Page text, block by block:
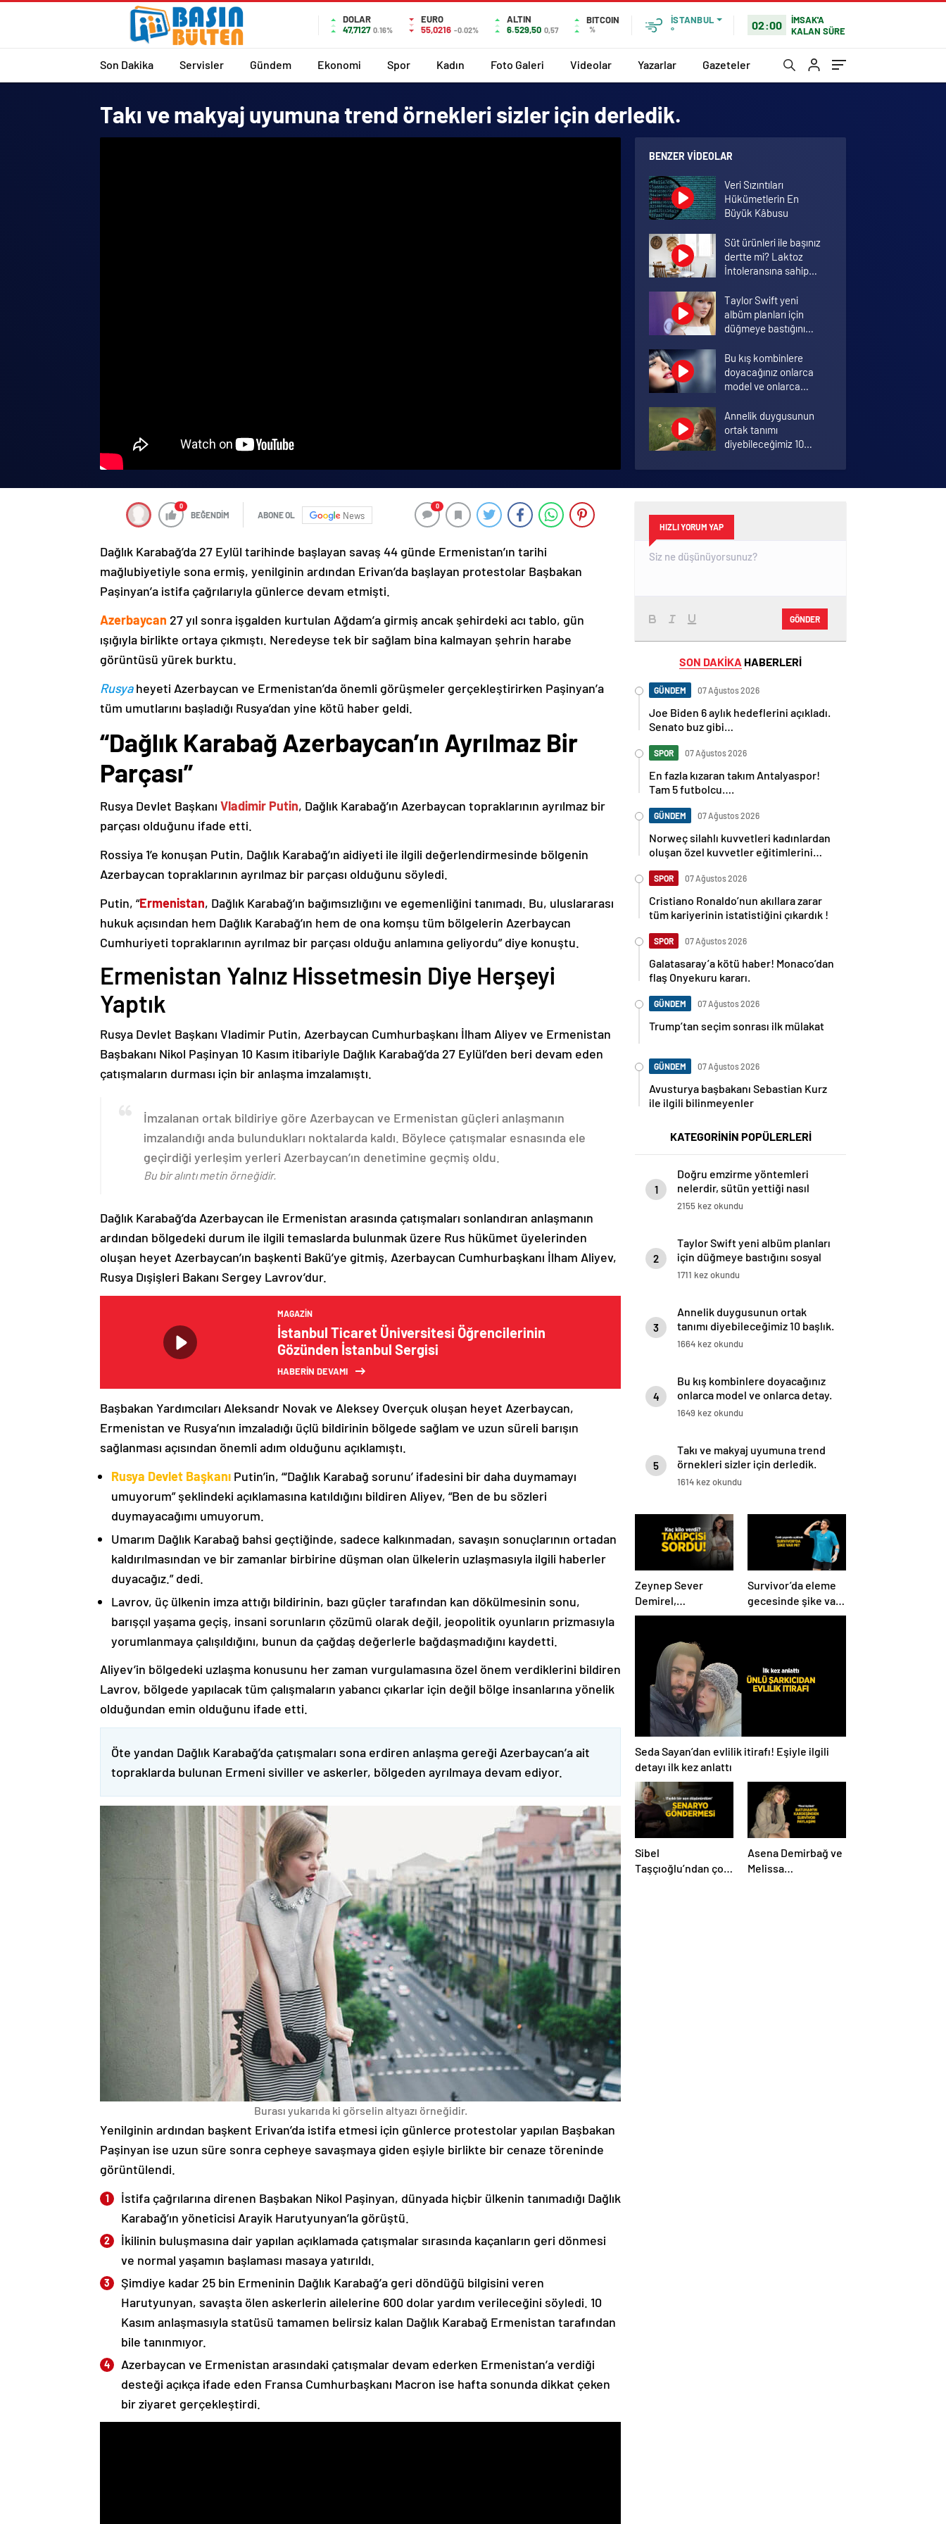
DOLAR
47,7127 0.16%
EURO
55,0216 -0.02%
ALTIN
6.529,50 0,57
BITCOIN
%
İSTANBUL
°
02:00
İMSAK'A
KALAN SÜRE
Son Dakika Servisler Gündem Ekonomi Spor Kadın Foto Galeri Videolar Yazarlar Gazeteler
Takı ve makyaj uyumuna trend örnekleri sizler için derledik.
BENZER VIDEOLAR
Veri Sızıntıları
Hükümetlerin En
Büyük Kâbusu
Süt ürünleri ile başınız
dertte mi? Laktoz
İntoleransına sahip
Taylor Swift yeni
albüm planları için
düğmeye bastığını
duyurdu!
Bu kış kombinlere
doyacağınız onlarca
model ve onlarca
Annelik duygusunun
ortak tanımı
diyebileceğimiz 10
Koronavirüsü hafif
geçirmek için 10 öneri
0
BEĞENDİM ABONE OL News
0
Dağlık Karabağ’da 27 Eylül tarihinde başlayan savaş 44 günde Ermenistan’ın tarihi
mağlubiyetiyle sona ermiş, yenilginin ardından Erivan’da başlayan protestolar Başbakan
Paşinyan’a istifa çağrılarıyla günlerce devam etmişti.
Azerbaycan 27 yıl sonra işgalden kurtulan Ağdam’a girmiş ancak şehirdeki acı tablo, gün
ışığıyla birlikte ortaya çıkmıştı. Neredeyse tek bir sağlam bina kalmayan şehrin harabe
görüntüsü yürek burktu.
Rusyaheyeti Azerbaycan ve Ermenistan’da önemli görüşmeler gerçekleştirirken Paşinyan’a
tüm umutlarını başladığı Rusya’dan yine kötü haber geldi.
“Dağlık Karabağ Azerbaycan’ın Ayrılmaz Bir
Parçası”
Rusya Devlet Başkanı Vladimir Putin, Dağlık Karabağ’ın Azerbaycan topraklarının ayrılmaz bir
parçası olduğunu ifade etti.
Rossiya 1’e konuşan Putin, Dağlık Karabağ’ın aidiyeti ile ilgili değerlendirmesinde bölgenin
Azerbaycan topraklarının ayrılmaz bir parçası olduğunu söyledi.
Putin, “Ermenistan, Dağlık Karabağ’ın bağımsızlığını ve egemenliğini tanımadı. Bu, uluslararası
hukuk açısından hem Dağlık Karabağ’ın hem de ona komşu tüm bölgelerin Azerbaycan
Cumhuriyeti topraklarının ayrılmaz bir parçası olduğu anlamına geliyordu” diye konuştu.
Ermenistan Yalnız Hissetmesin Diye Herşeyi
Yaptık
Rusya Devlet Başkanı Vladimir Putin, Azerbaycan Cumhurbaşkanı İlham Aliyev ve Ermenistan
Başbakanı Nikol Paşinyan 10 Kasım itibariyle Dağlık Karabağ’da 27 Eylül’den beri devam eden
çatışmaların durması için bir anlaşma imzalamıştı.
İmzalanan ortak bildiriye göre Azerbaycan ve Ermenistan güçleri anlaşmanın
imzalandığı anda bulundukları noktalarda kaldı. Böylece çatışmalar esnasında ele
geçirdiği yerleşim yerleri Azerbaycan’ın denetimine geçmiş oldu.
Bu bir alıntı metin örneğidir.
Dağlık Karabağ’da Azerbaycan ile Ermenistan arasında çatışmaları sonlandıran anlaşmanın
ardından bölgedeki durum ile ilgili temaslarda bulunmak üzere Rus hükümet üyelerinden
oluşan heyet Azerbaycan’ın başkenti Bakü’ye gitmiş, Azerbaycan Cumhurbaşkanı İlham Aliyev,
Rusya Dışişleri Bakanı Sergey Lavrov’dur.
MAGAZIN
İstanbul Ticaret Üniversitesi Öğrencilerinin
Gözünden İstanbul Sergisi
HABERİN DEVAMI
Başbakan Yardımcıları Aleksandr Novak ve Aleksey Overçuk oluşan heyet Azerbaycan,
Ermenistan ve Rusya’nın imzaladığı üçlü bildirinin bölgede sağlam ve uzun süreli barışın
sağlanması açısından önemli adım olduğunu açıklamıştı.
Rusya Devlet Başkanı Putin’in, “‘Dağlık Karabağ sorunu’ ifadesini bir daha duymamayı
umuyorum” şeklindeki açıklamasına katıldığını bildiren Aliyev, “Ben de bu sözleri
duymayacağımı umuyorum.
Umarım Dağlık Karabağ bahsi geçtiğinde, sadece kalkınmadan, savaşın sonuçlarının ortadan
kaldırılmasından ve bir zamanlar birbirine düşman olan ülkelerin uzlaşmasıyla ilgili haberler
duyacağız.” dedi.
Lavrov, üç ülkenin imza attığı bildirinin, bazı güçler tarafından kan dökülmesinin sonu,
barışçıl yaşama geçiş, insani sorunların çözümü olarak değil, jeopolitik oyunların prizmasıyla
yorumlanmaya çalışıldığını, bunun da çağdaş değerlerle bağdaşmadığını kaydetti.
Aliyev’in bölgedeki uzlaşma konusunu her zaman vurgulamasına özel önem verdiklerini bildiren
Lavrov, bölgede yapılacak tüm çalışmaların yabancı çıkarlar için değil bölge insanlarına yönelik
olduğundan emin olduğunu ifade etti.
Öte yandan Dağlık Karabağ’da çatışmaları sona erdiren anlaşma gereği Azerbaycan’a ait
topraklarda bulunan Ermeni siviller ve askerler, bölgeden ayrılmaya devam ediyor.
Burası yukarıda ki görselin altyazı örneğidir.
Yenilginin ardından başkent Erivan’da istifa etmesi için günlerce protestolar yapılan Başbakan
Paşinyan ise uzun süre sonra cepheye savaşmaya giden eşiyle birlikte bir cenaze töreninde
görüntülendi.
İstifa çağrılarına direnen Başbakan Nikol Paşinyan, dünyada hiçbir ülkenin tanımadığı Dağlık
Karabağ’ın yöneticisi Arayik Harutyunyan’la görüştü.
İkilinin buluşmasına dair yapılan açıklamada çatışmalar sırasında kaçanların geri dönmesi
ve normal yaşamın başlaması masaya yatırıldı.
Şimdiye kadar 25 bin Ermeninin Dağlık Karabağ’a geri döndüğü bilgisini veren
Harutyunyan, savaşta ölen askerlerin ailelerine 600 dolar yardım verileceğini söyledi. 10
Kasım anlaşmasıyla statüsü tamamen belirsiz kalan Dağlık Karabağ Ermenistan tarafından
bile tanınmıyor.
Azerbaycan ve Ermenistan arasındaki çatışmalar devam ederken Ermenistan’a verdiği
desteği açıkça ifade eden Fransa Cumhurbaşkanı Macron ise hafta sonunda dikkat çeken
bir ziyaret gerçekleştirdi.
HIZLI YORUM YAP
GÖNDER
SON DAKİKA HABERLERİ
GÜNDEM 07 Ağustos 2026
Joe Biden 6 aylık hedeflerini açıkladı.
Senato buz gibi…
SPOR 07 Ağustos 2026
En fazla kızaran takım Antalyaspor!
Tam 5 futbolcu….
GÜNDEM 07 Ağustos 2026
Norweç silahlı kuvvetleri kadınlardan
oluşan özel kuvvetler eğitimlerini
SPOR 07 Ağustos 2026
Cristiano Ronaldo’nun akıllara zarar
tüm kariyerinin istatistiğini çıkardık !
SPOR 07 Ağustos 2026
Galatasaray’a kötü haber! Monaco’dan
flaş Onyekuru kararı.
GÜNDEM 07 Ağustos 2026
Trump’tan seçim sonrası ilk mülakat
GÜNDEM 07 Ağustos 2026
Avusturya başbakanı Sebastian Kurz
ile ilgili bilinmeyenler
KATEGORİNİN POPÜLERLERİ
1
Doğru emzirme yöntemleri
nelerdir, sütün yettiği nasıl
anlaşılır?
2155 kez okundu
2
Taylor Swift yeni albüm planları
için düğmeye bastığını sosyal
medyadan duyurdu!
1711 kez okundu
3
Annelik duygusunun ortak
tanımı diyebileceğimiz 10 başlık.
1664 kez okundu
4
Bu kış kombinlere doyacağınız
onlarca model ve onlarca detay.
1649 kez okundu
5
Takı ve makyaj uyumuna trend
örnekleri sizler için derledik.
1614 kez okundu
Zeynep Sever
Demirel,
hamilelikten sonra
açıkladı! ‘Yaza kadar
bakacağız artık’
Survivor’da eleme
gecesinde şike var
mı? Yiğit Poyraz
Seda Sayan’dan evlilik itirafı! Eşiyle ilgili
detayı ilk kez anlattı
Sibel
Taşçıoğlu’ndan çok
Asena Demirbağ ve
Melissa